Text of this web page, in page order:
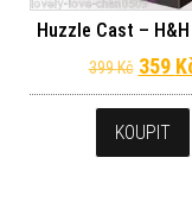
Huzzle Cast –
399Kč 359
KOUPIT